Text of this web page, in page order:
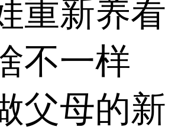
重新养看
不一样
父母的新